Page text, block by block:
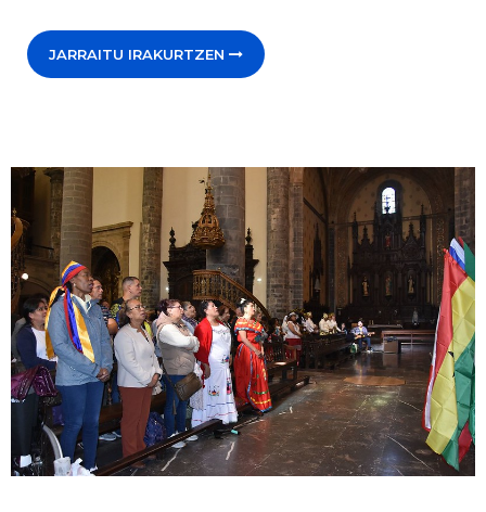
JARRAITU IRAKURTZEN